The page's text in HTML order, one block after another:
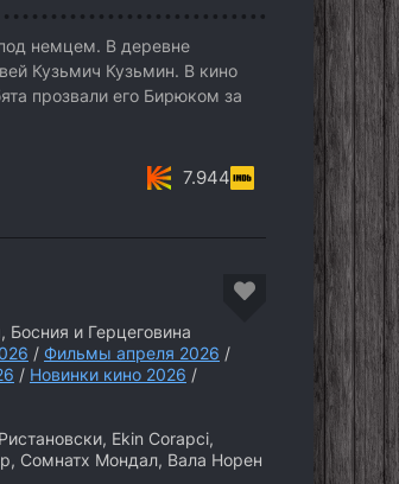
немцем. В деревне
Кузьмич Кузьмин. В кино
прозвали его Бирюком за
7.944
и Герцеговина
/ Фильмы апреля 2026 /
/ Новинки кино 2026 /
Ekin Corapci,
Сомнатх Мондал, Вала Норен